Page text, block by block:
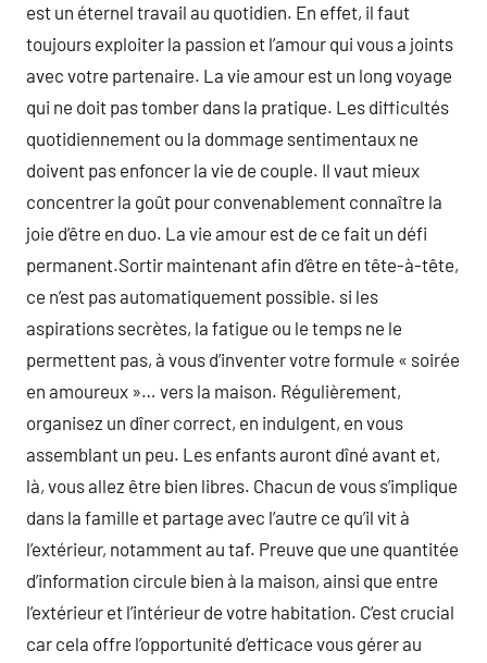
est un éternel travail au quotidien. En effet, il faut
toujours exploiter la passion et l’amour qui vous a joints
avec votre partenaire. La vie amour est un long voyage
qui ne doit pas tomber dans la pratique. Les difficultés
quotidiennement ou la dommage sentimentaux ne
doivent pas enfoncer la vie de couple. Il vaut mieux
concentrer la goût pour convenablement connaître la
joie d’être en duo. La vie amour est de ce fait un défi
permanent.Sortir maintenant afin d’être en tête-à-tête,
ce n’est pas automatiquement possible. si les
aspirations secrètes, la fatigue ou le temps ne le
permettent pas, à vous d’inventer votre formule « soirée
en amoureux »… vers la maison. Régulièrement,
organisez un dîner correct, en indulgent, en vous
assemblant un peu. Les enfants auront dîné avant et,
là, vous allez être bien libres. Chacun de vous s’implique
dans la famille et partage avec l’autre ce qu’il vit à
l’extérieur, notamment au taf. Preuve que une quantitée
d’information circule bien à la maison, ainsi que entre
l’extérieur et l’intérieur de votre habitation. C’est crucial
car cela offre l’opportunité d’efficace vous gérer au